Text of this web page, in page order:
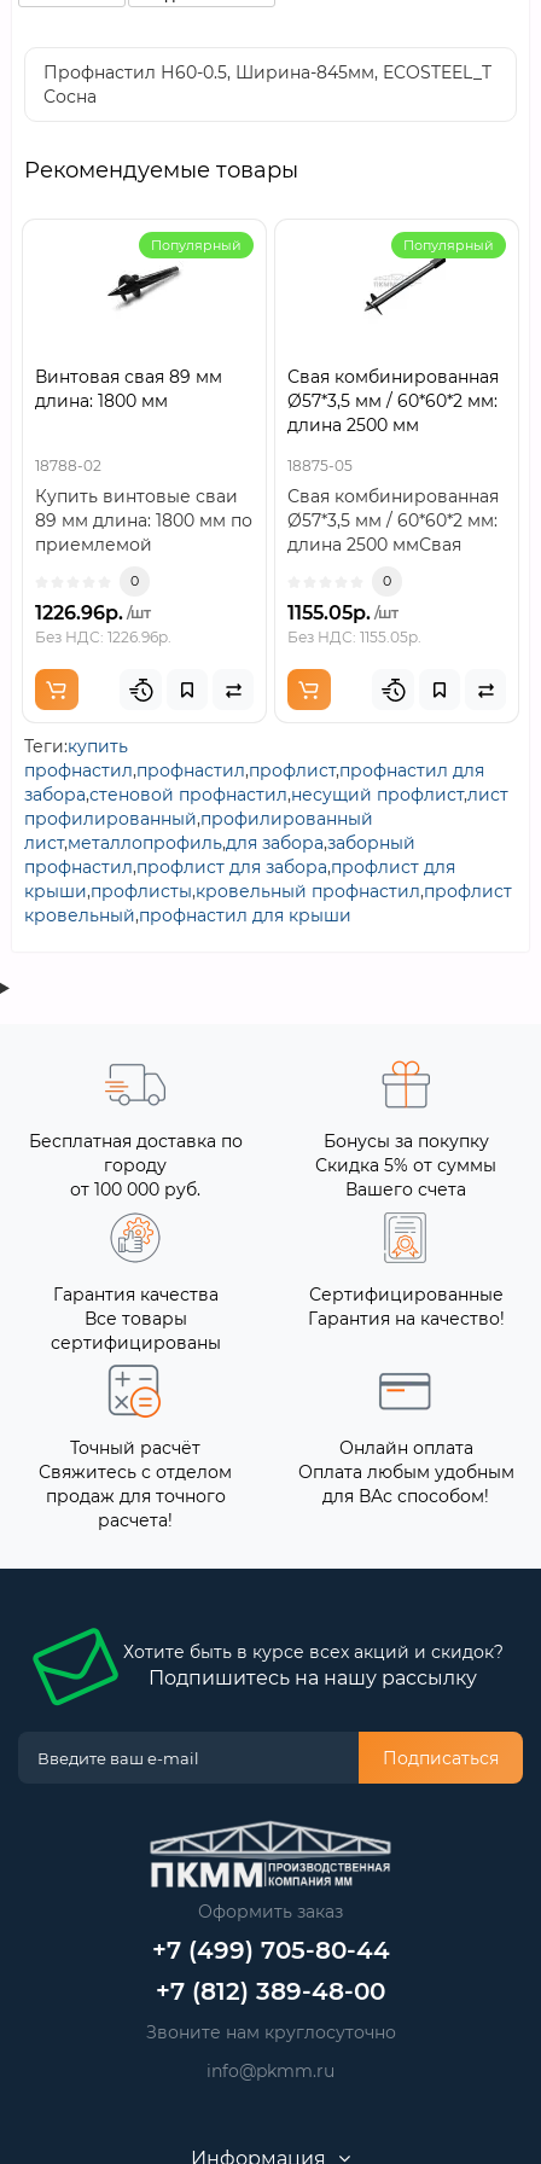
Профнастил Н60-0.5, Ширина-845мм, ECOSTEEL_T
Сосна
Рекомендуемые товары
Популярный
Винтовая свая 89 мм
длина: 1800 мм
18788-02
Купить винтовые сваи
89 мм длина: 1800 мм по
приемлемой
свая, состоящая из..
0
1226.96р. /шт
Без НДС: 1226.96р.
Популярный
Свая комбинированная
Ø57*3,5 мм / 60*60*2 мм:
длина 2500 мм
18875-05
Свая комбинированная
Ø57*3,5 мм / 60*60*2 мм:
длина 2500 ммСвая
Ø57×3,5 мм / 6..
0
1155.05р. /шт
Без НДС: 1155.05р.
Теги:купить
профнастил,профнастил,профлист,профнастил для
забора,стеновой профнастил,несущий профлист,лист
профилированный,профилированный
лист,металлопрофиль,для забора,заборный
профнастил,профлист для забора,профлист для
крыши,профлисты,кровельный профнастил,профлист
кровельный,профнастил для крыши
Бесплатная доставка по
городу
от 100 000 руб.
Бонусы за покупку
Скидка 5% от суммы
Вашего счета
Гарантия качества
Все товары
сертифицированы
Сертифицированные
Гарантия на качество!
Точный расчёт
Свяжитесь с отделом
продаж для точного
расчета!
Онлайн оплата
Оплата любым удобным
для ВАс способом!
Хотите быть в курсе всех акций и скидок?
Подпишитесь на нашу рассылку
Подписаться
Оформить заказ
+7 (499) 705-80-44
+7 (812) 389-48-00
Звоните нам круглосуточно
info@pkmm.ru
Информация